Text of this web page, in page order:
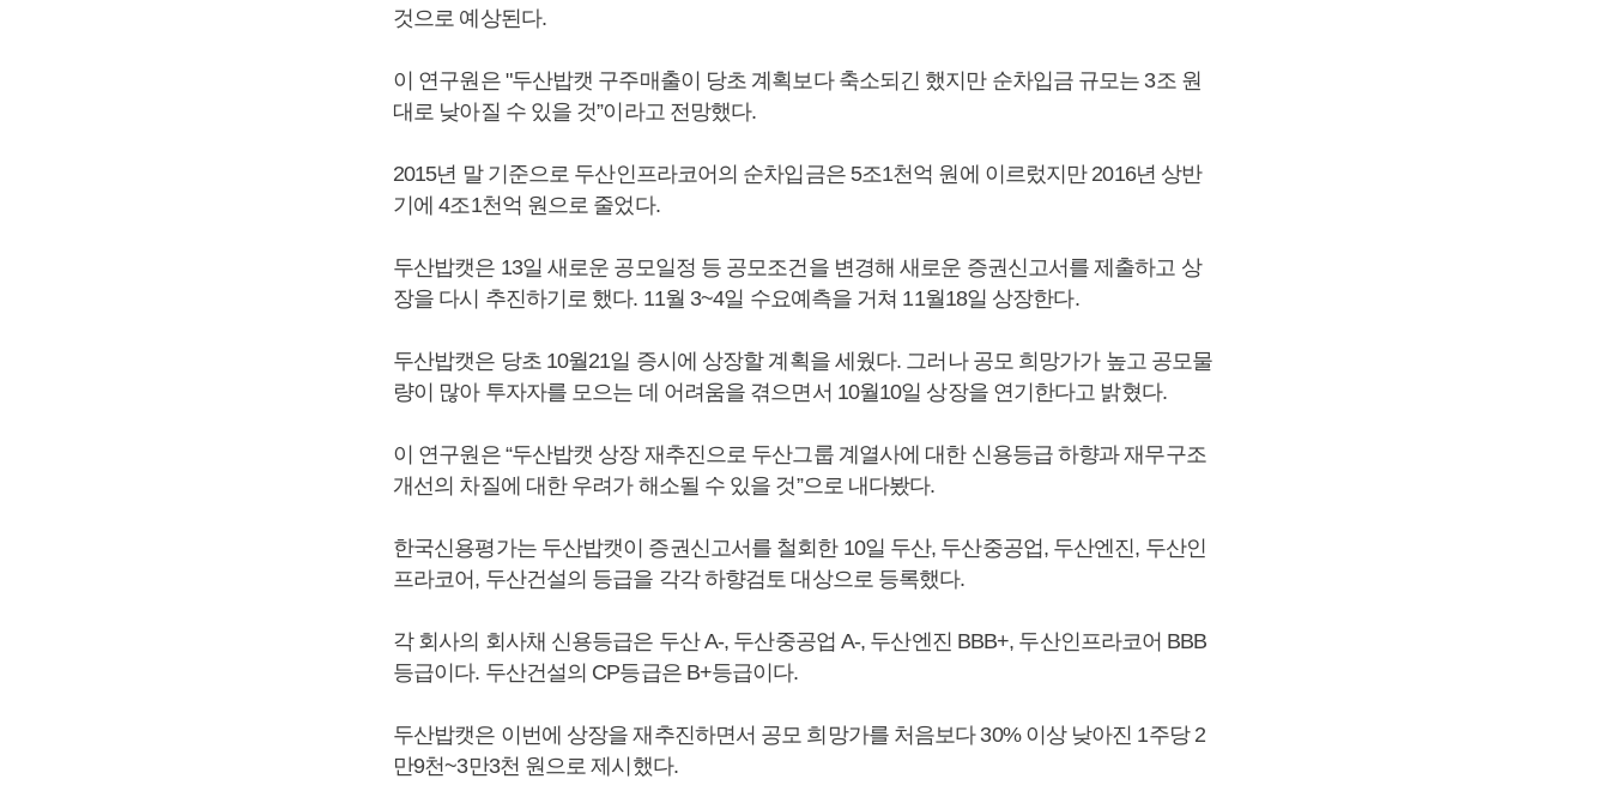
것으로 예상된다.
이 연구원은 "두산밥캣 구주매출이 당초 계획보다 축소되긴 했지만 순차입금 규모는 3조 원
대로 낮아질 수 있을 것”이라고 전망했다.
2015년 말 기준으로 두산인프라코어의 순차입금은 5조1천억 원에 이르렀지만 2016년 상반
기에 4조1천억 원으로 줄었다.
두산밥캣은 13일 새로운 공모일정 등 공모조건을 변경해 새로운 증권신고서를 제출하고 상
장을 다시 추진하기로 했다. 11월 3~4일 수요예측을 거쳐 11월18일 상장한다.
두산밥캣은 당초 10월21일 증시에 상장할 계획을 세웠다. 그러나 공모 희망가가 높고 공모물
량이 많아 투자자를 모으는 데 어려움을 겪으면서 10월10일 상장을 연기한다고 밝혔다.
이 연구원은 “두산밥캣 상장 재추진으로 두산그룹 계열사에 대한 신용등급 하향과 재무구조
개선의 차질에 대한 우려가 해소될 수 있을 것”으로 내다봤다.
한국신용평가는 두산밥캣이 증권신고서를 철회한 10일 두산, 두산중공업, 두산엔진, 두산인
프라코어, 두산건설의 등급을 각각 하향검토 대상으로 등록했다.
각 회사의 회사채 신용등급은 두산 A-, 두산중공업 A-, 두산엔진 BBB+, 두산인프라코어 BBB
등급이다. 두산건설의 CP등급은 B+등급이다.
두산밥캣은 이번에 상장을 재추진하면서 공모 희망가를 처음보다 30% 이상 낮아진 1주당 2
만9천~3만3천 원으로 제시했다.